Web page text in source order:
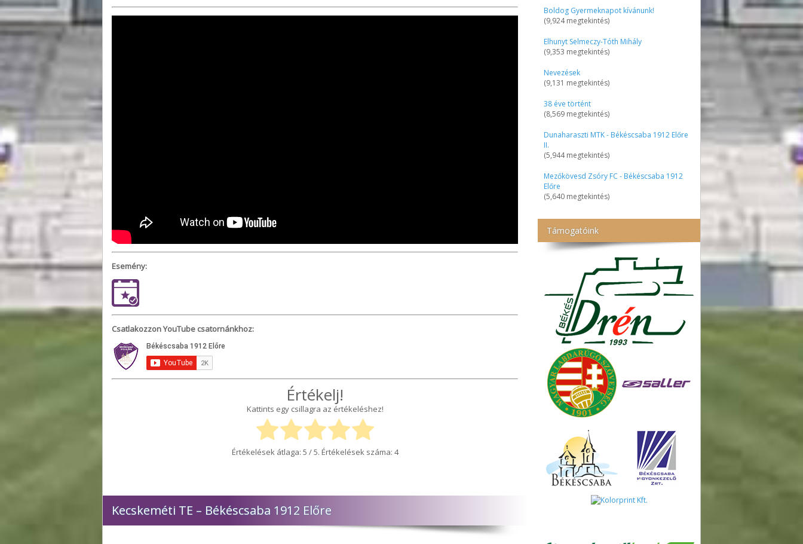
Boldog Gyermeknapot kívánunk!
(9,924 megtekintés)
Elhunyt Selmeczy-Tóth Mihály
(9,353 megtekintés)
Nevezések
(9,131 megtekintés)
38 éve történt
(8,569 megtekintés)
Dunaharaszti MTK - Békéscsaba 1912 Előre
II.
(5,944 megtekintés)
Mezőkövesd Zsóry FC - Békéscsaba 1912
Előre
(5,640 megtekintés)
Támogatóink
Esemény:
Csatlakozzon YouTube csatornánkhoz:
Értékelj!
Kattints egy csillagra az értékeléshez!
Értékelések átlaga: 5 / 5. Értékelések száma: 4
Kecskeméti TE – Békéscsaba 1912 Előre